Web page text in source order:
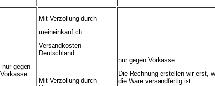
nur gegen
Vorkasse
Mit Verzollung durch
meineinkauf.ch
Versandkosten
Deutschland
Mit Verzollung durch
nur gegen Vorkasse.
Die Rechnung erstellen wir erst,
die Ware versandfertig ist.